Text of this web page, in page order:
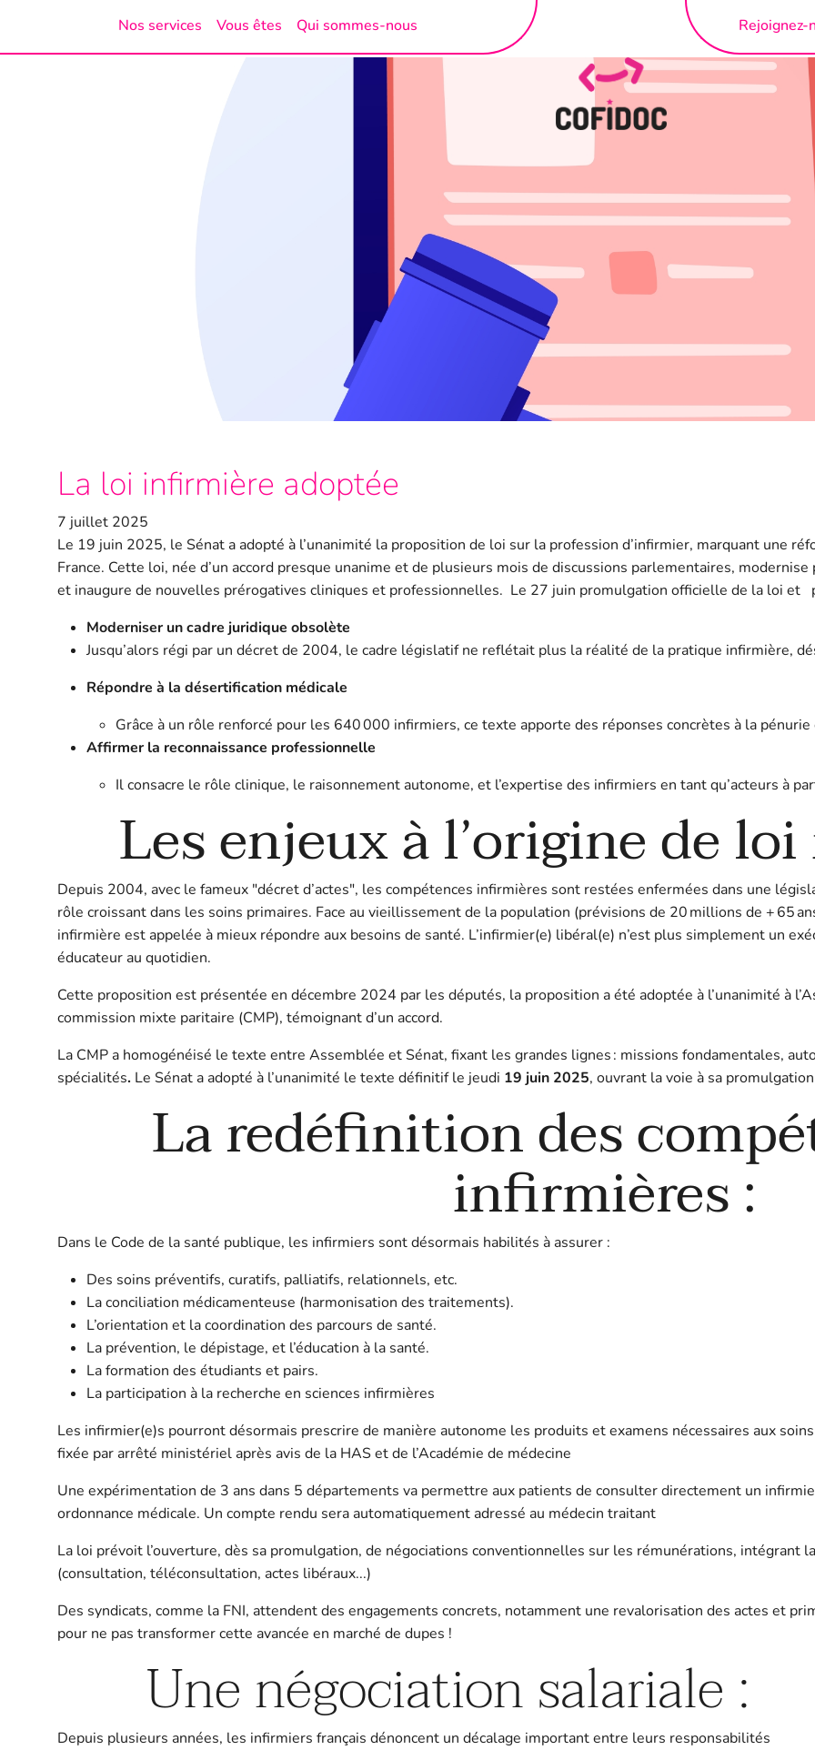
Nos services Vous êtes Qui sommes-nous Rejoignez-
La loi infirmière adoptée
7 juillet 2025
Le 19 juin 2025, le Sénat a adopté à l’unanimité la proposition de loi sur la profession d’infirmier, marquant une
France. Cette loi, née d’un accord presque unanime et de plusieurs mois de discussions parlementaires,
et inaugure de nouvelles prérogatives cliniques et professionnelles. Le 27 juin promulgation officielle de la loi et
Moderniser un cadre juridique obsolète
Jusqu’alors régi par un décret de 2004, le cadre législatif ne reflétait plus la réalité de la pratique infirmière,
Répondre à la désertification médicale
Grâce à un rôle renforcé pour les 640 000 infirmiers, ce texte apporte des réponses concrètes à la
Affirmer la reconnaissance professionnelle
Il consacre le rôle clinique, le raisonnement autonome, et l’expertise des infirmiers en tant qu’acteurs à
Les enjeux à l’origine de
Depuis 2004, avec le fameux "décret d’actes", les compétences infirmières sont restées enfermées dans une
rôle croissant dans les soins primaires. Face au vieillissement de la population (prévisions de 20 millions de + 65
infirmière est appelée à mieux répondre aux besoins de santé. L’infirmier(e) libéral(e) n’est plus simplement un
éducateur au quotidien.
Cette proposition est présentée en décembre 2024 par les députés, la proposition a été adoptée à l’unanimité à
commission mixte paritaire (CMP), témoignant d’un accord.
La CMP a homogénéisé le texte entre Assemblée et Sénat, fixant les grandes lignes : missions fondamentales,
spécialités. Le Sénat a adopté à l’unanimité le texte définitif le jeudi 19 juin 2025, ouvrant la voie à sa
La redéfinition des
infirmières :
Dans le Code de la santé publique, les infirmiers sont désormais habilités à assurer :
Des soins préventifs, curatifs, palliatifs, relationnels, etc.
La conciliation médicamenteuse (harmonisation des traitements).
L’orientation et la coordination des parcours de santé.
La prévention, le dépistage, et l’éducation à la santé.
La formation des étudiants et pairs.
La participation à la recherche en sciences infirmières
Les infirmier(e)s pourront désormais prescrire de manière autonome les produits et examens nécessaires aux
fixée par arrêté ministériel après avis de la HAS et de l’Académie de médecine
Une expérimentation de 3 ans dans 5 départements va permettre aux patients de consulter directement un
ordonnance médicale. Un compte rendu sera automatiquement adressé au médecin traitant
La loi prévoit l’ouverture, dès sa promulgation, de négociations conventionnelles sur les rémunérations, intégrant
(consultation, téléconsultation, actes libéraux...)
Des syndicats, comme la FNI, attendent des engagements concrets, notamment une revalorisation des actes et
pour ne pas transformer cette avancée en marché de dupes !
Une négociation salariale :
Depuis plusieurs années, les infirmiers français dénoncent un décalage important entre leurs responsabilités